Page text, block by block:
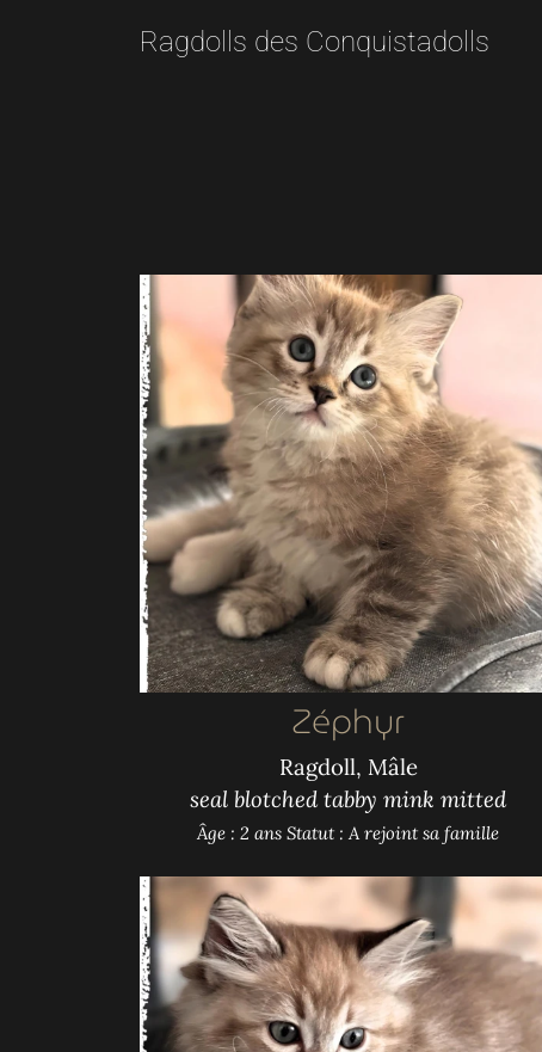
Ragdolls des Conquistadolls
Zéphyr
Ragdoll, Mâle
seal blotched tabby mink mitted
Âge : 2 ansStatut : A rejoint sa famille